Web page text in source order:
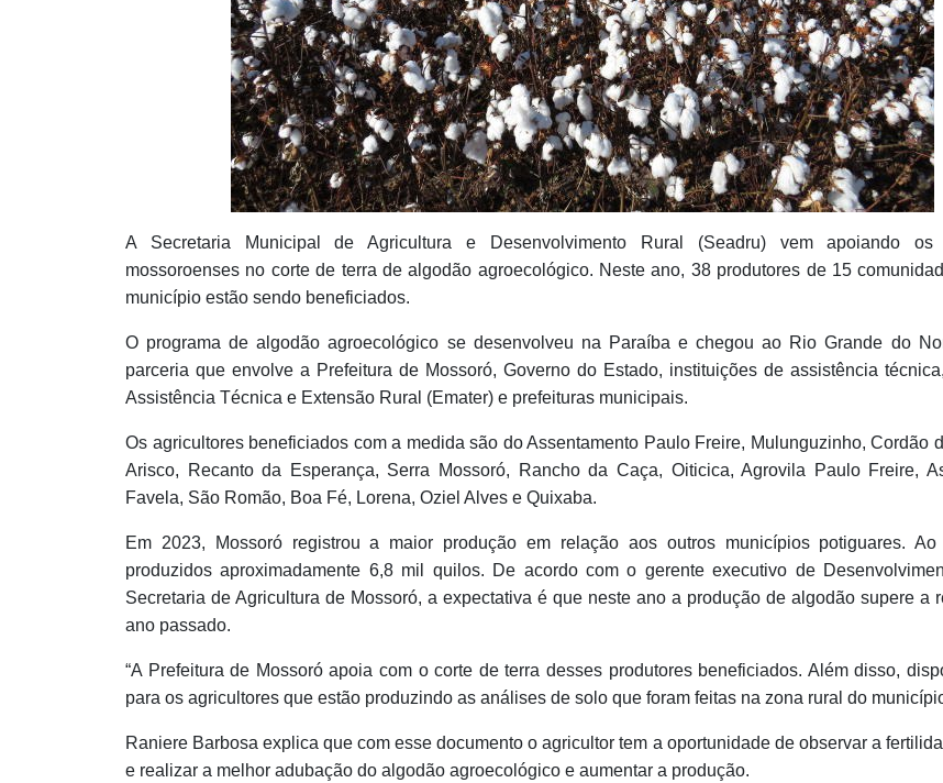
A Secretaria Municipal de Agricultura e Desenvolvimento Rural (Seadru) vem apoiando os
mossoroenses no corte de terra de algodão agroecológico. Neste ano, 38 produtores de 15
município estão sendo beneficiados.
O programa de algodão agroecológico se desenvolveu na Paraíba e chegou ao Rio Grande do
parceria que envolve a Prefeitura de Mossoró, Governo do Estado, instituições de assistência
Assistência Técnica e Extensão Rural (Emater) e prefeituras municipais.
Os agricultores beneficiados com a medida são do Assentamento Paulo Freire, Mulunguzinho, Cordão
Arisco, Recanto da Esperança, Serra Mossoró, Rancho da Caça, Oiticica, Agrovila Paulo Freire,
Favela, São Romão, Boa Fé, Lorena, Oziel Alves e Quixaba.
Em 2023, Mossoró registrou a maior produção em relação aos outros municípios potiguares. Ao
produzidos aproximadamente 6,8 mil quilos. De acordo com o gerente executivo de
Secretaria de Agricultura de Mossoró, a expectativa é que neste ano a produção de algodão supere a
ano passado.
“A Prefeitura de Mossoró apoia com o corte de terra desses produtores beneficiados. Além disso,
para os agricultores que estão produzindo as análises de solo que foram feitas na zona rural do
Raniere Barbosa explica que com esse documento o agricultor tem a oportunidade de observar a
e realizar a melhor adubação do algodão agroecológico e aumentar a produção.